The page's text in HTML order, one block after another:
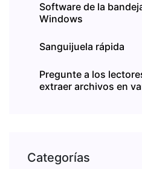
Software de la
Windows
Sanguijuela rápida
Pregunte a los
extraer archivos en
Categorías